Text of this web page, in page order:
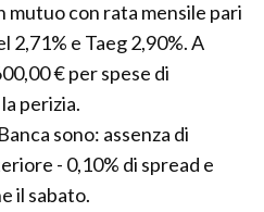
con rata mensile pari
2,71% e Taeg 2,90%. A
€ per spese di
perizia.
sono: assenza di
- 0,10% di spread e
il sabato.